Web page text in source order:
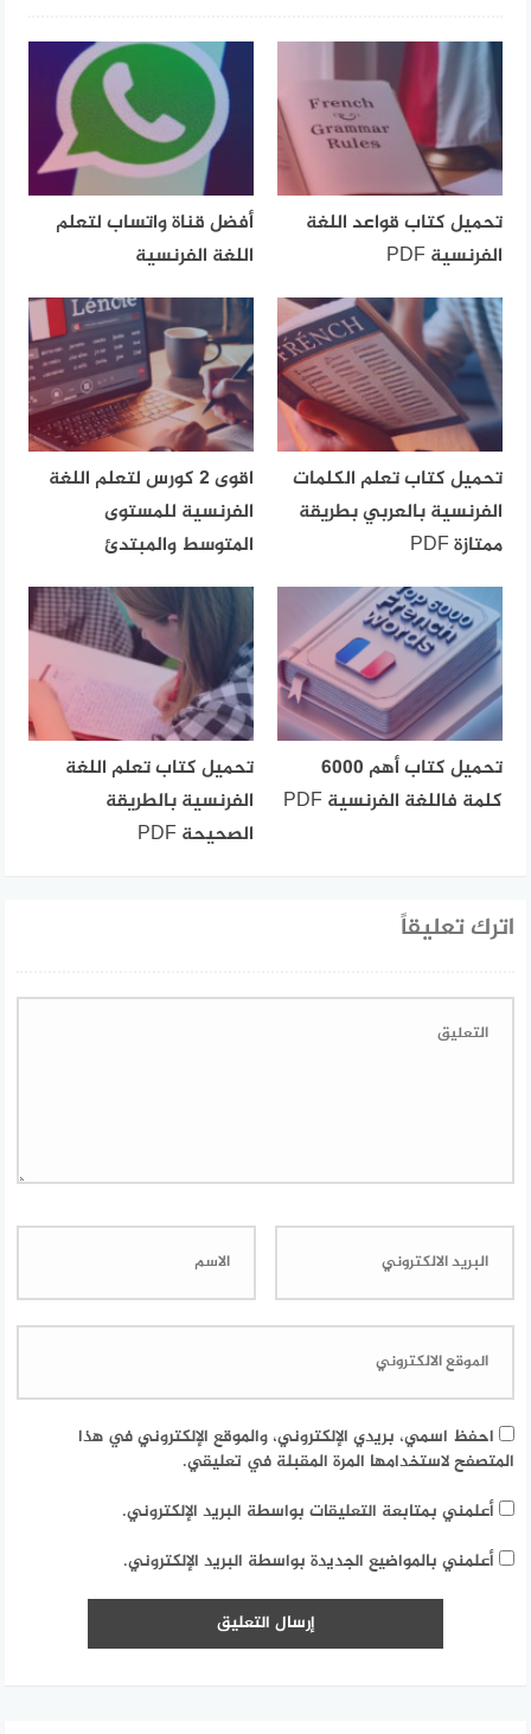
تحميل كتاب قواعد اللغة
الفرنسية PDF
أفضل قناة واتساب لتعلم
اللغة الفرنسية
تحميل كتاب تعلم الكلمات
الفرنسية بالعربي بطريقة
ممتازة PDF
اقوى 2 كورس لتعلم اللغة
الفرنسية للمستوى
المتوسط والمبتدئ
تحميل كتاب أهم 6000
كلمة فاللغة الفرنسية PDF
تحميل كتاب تعلم اللغة
الفرنسية بالطريقة
الصحيحة PDF
اترك تعليقاً
احفظ اسمي، بريدي الإلكتروني، والموقع الإلكتروني في هذا
المتصفح لاستخدامها المرة المقبلة في تعليقي.
أعلمني بمتابعة التعليقات بواسطة البريد الإلكتروني.
أعلمني بالمواضيع الجديدة بواسطة البريد الإلكتروني.